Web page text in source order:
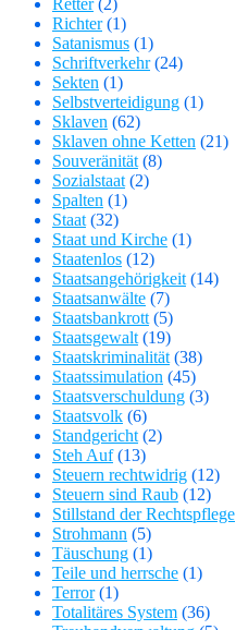
Retter(2)
Richter(1)
Satanismus (1)
Schriftverkehr(24)
Sekten (1)
Selbstverteidigung (1)
Sklaven (62)
Sklaven ohne Ketten (21)
Souveränität (8)
Sozialstaat (2)
Spalten (1)
Staat (32)
Staat und Kirche (1)
Staatenlos (12)
Staatsangehörigkeit (14)
Staatsanwälte (7)
Staatsbankrott (5)
Staatsgewalt (19)
Staatskriminalität (38)
Staatssimulation (45)
Staatsverschuldung (3)
Staatsvolk (6)
Standgericht (2)
Steh Auf(13)
Steuern rechtwidrig (12)
Steuern sind Raub (12)
Stillstand der Rechtspflege
Strohmann (5)
Täuschung (1)
Teile und herrsche (1)
Terror(1)
Totalitäres System (36)